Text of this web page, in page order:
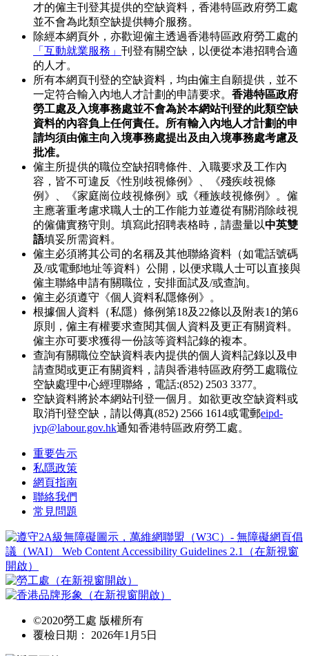
才的僱主刊登其提供的空缺資料，香港特區政府勞工處
並不會為此類空缺提供轉介服務。
除經本網頁外，亦歡迎僱主透過香港特區政府勞工處的
「互動就業服務」 刊登有關空缺，以便從本港招聘合適
的人才。
所有本網頁刊登的空缺資料，均由僱主自願提供，並不
一定符合輸入內地人才計劃的申請要求。 香港特區政府
勞工處及入境事務處並不會為於本網站刊登的此類空缺
資料的內容負上任何責任。所有輸入內地人才計劃的申
請均須由僱主向入境事務處提出及由入境事務處考慮及
批准。
僱主所提供的職位空缺招聘條件、入職要求及工作內
容，皆不可違反《性別歧視條例》、《殘疾歧視條
例》、《家庭崗位歧視條例》或《種族歧視條例》。僱
主應著重考慮求職人士的工作能力並遵從有關消除歧視
的僱傭實務守則。填寫此招聘表格時，請盡量以中英雙
語填妥所需資料。
僱主必須將其公司的名稱及其他聯絡資料（如電話號碼
及/或電郵地址等資料）公開，以便求職人士可以直接與
僱主聯絡申請有關職位，安排面試及/或查詢。
僱主必須遵守《個人資料私隱條例》。
根據個人資料（私隱）條例第18及22條以及附表1的第6
原則，僱主有權要求查閱其個人資料及更正有關資料。
僱主亦可要求獲得一份該等資料記錄的複本。
查詢有關職位空缺資料表內提供的個人資料記錄以及申
請查閱或更正有關資料，請與香港特區政府勞工處職位
空缺處理中心經理聯絡，電話:(852) 2503 3377。
空缺資料將於本網站刊登一個月。如欲更改空缺資料或
取消刊登空缺，請以傳真(852) 2566 1614或電郵eipd-
jvp@labour.gov.hk通知香港特區政府勞工處。
重要告示
私隱政策
網頁指南
聯絡我們
常見問題
©2020勞工處 版權所有
覆檢日期： 2026年1月5日